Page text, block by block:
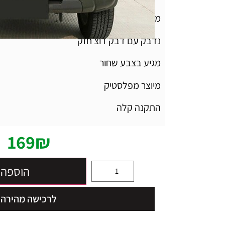
מתאים לסוזוקי ג'ימני 99-18
נדבק עם דבק דוצ חזק
מגיע בצבע שחור
מיוצר מפלסטיק
התקנה קלה
169₪
לרכישה מהירה